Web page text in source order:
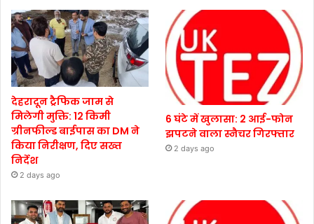
देहरादून ट्रैफिक जाम से
मिलेगी मुक्ति: 12 किमी
ग्रीनफील्ड बाईपास का DM ने
किया निरीक्षण, दिए सख्त
निर्देश
2 days ago
6 घंटे में खुलासा: 2 आई-फोन
झपटने वाला स्नैचर गिरफ्तार
2 days ago